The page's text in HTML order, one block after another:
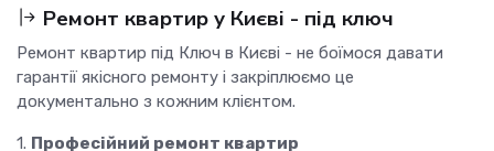
Ремонт квартир у Києві - під ключ
Ремонт квартир під Ключ в Києві - не боїмося давати
гарантії якісного ремонту і закріплюємо це
документально з кожним клієнтом.
1. Професійний ремонт квартир